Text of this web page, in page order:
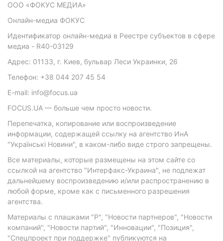
ООО «ФОКУС МЕДИА»
Онлайн-медиа ФОКУС
Идентификатор онлайн-медиа в Реестре субъектов в сфере
медиа - R40-03129
Адрес: 01133, г. Киев, бульвар Леси Украинки, 26
Телефон: +38 044 207 45 54
E-mail: info@focus.ua
FOCUS.UA — больше чем просто новости.
Перепечатка, копирование или воспроизведение
информации, содержащей ссылку на агентство ИнА
"Українські Новини", в каком-либо виде строго запрещены.
Все материалы, которые размещены на этом сайте со
ссылкой на агентство "Интерфакс-Украина", не подлежат
дальнейшему воспроизведению и/или распространению в
любой форме, кроме как с письменного разрешения
агентства.
Материалы с плашками "Р", "Новости партнеров", "Новости
компаний", "Новости партий", "Инновации", "Позиция",
"Спецпроект при поддержке" публикуются на